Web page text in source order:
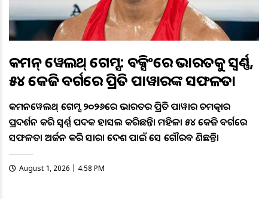
କମନ୍ ୱେଲଥ୍ ଗେମ୍ସ: ବକ୍ସିଂରେ ଭାରତକୁ ସ୍ବର୍ଣ୍ଣ,
୫୪ କେଜି ବର୍ଗରେ ପ୍ରିତି ପାୱାରଙ୍କ ସଫଳତା
କମନୱେଲଥ୍ ଗେମ୍ସ ୨୦୨୬ରେ ଭାରତର ପ୍ରିତି ପାୱାର ଚମତ୍କାର
ପ୍ରଦର୍ଶନ କରି ସ୍ବର୍ଣ୍ଣ ପଦକ ହାସଲ କରିଛନ୍ତି। ମହିଳା ୫୪ କେଜି ବର୍ଗରେ
ସଫଳତା ଅର୍ଜନ କରି ସାରା ଦେଶ ପାଇଁ ସେ ଗୌରବ ଆଣିଛନ୍ତି।
August 1, 2026 | 4:58 PM